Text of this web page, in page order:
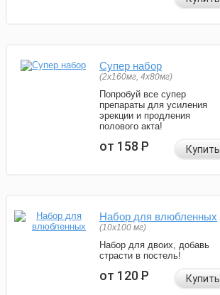
Супер набор
(2х160мг, 4х80мг)
Попробуй все супер
препараты для усиления
эрекции и продления
полового акта!
от 158Р Купить
Набор для влюбленных
(10х100 мг)
Набор для двоих, добавь
страсти в постель!
от 120Р Купить